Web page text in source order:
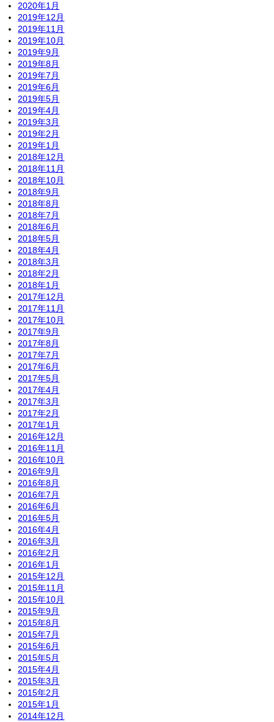
2020年1月
2019年12月
2019年11月
2019年10月
2019年9月
2019年8月
2019年7月
2019年6月
2019年5月
2019年4月
2019年3月
2019年2月
2019年1月
2018年12月
2018年11月
2018年10月
2018年9月
2018年8月
2018年7月
2018年6月
2018年5月
2018年4月
2018年3月
2018年2月
2018年1月
2017年12月
2017年11月
2017年10月
2017年9月
2017年8月
2017年7月
2017年6月
2017年5月
2017年4月
2017年3月
2017年2月
2017年1月
2016年12月
2016年11月
2016年10月
2016年9月
2016年8月
2016年7月
2016年6月
2016年5月
2016年4月
2016年3月
2016年2月
2016年1月
2015年12月
2015年11月
2015年10月
2015年9月
2015年8月
2015年7月
2015年6月
2015年5月
2015年4月
2015年3月
2015年2月
2015年1月
2014年12月